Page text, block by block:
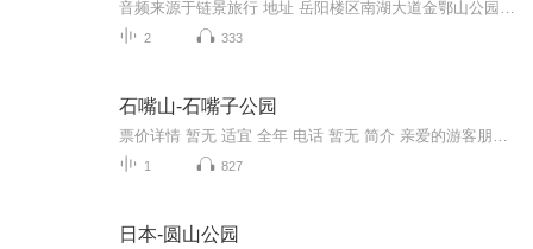
2 333
石嘴山-石嘴子公园
1 827
日本-圆山公园